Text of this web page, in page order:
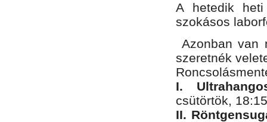
A hetedik
szokásos
Azonban van
szeretnék
I.
csütörtök,
II.